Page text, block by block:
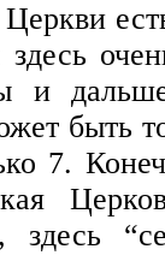
и
быть
7.
здесь